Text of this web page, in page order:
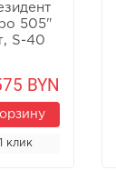
505"
S-40
BYN
клик